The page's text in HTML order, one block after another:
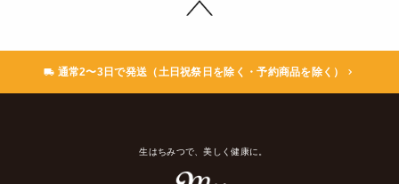
通常2〜3日で発送（土日祝祭日を除く・予約商品を除く）
生はちみつで、美しく健康に。